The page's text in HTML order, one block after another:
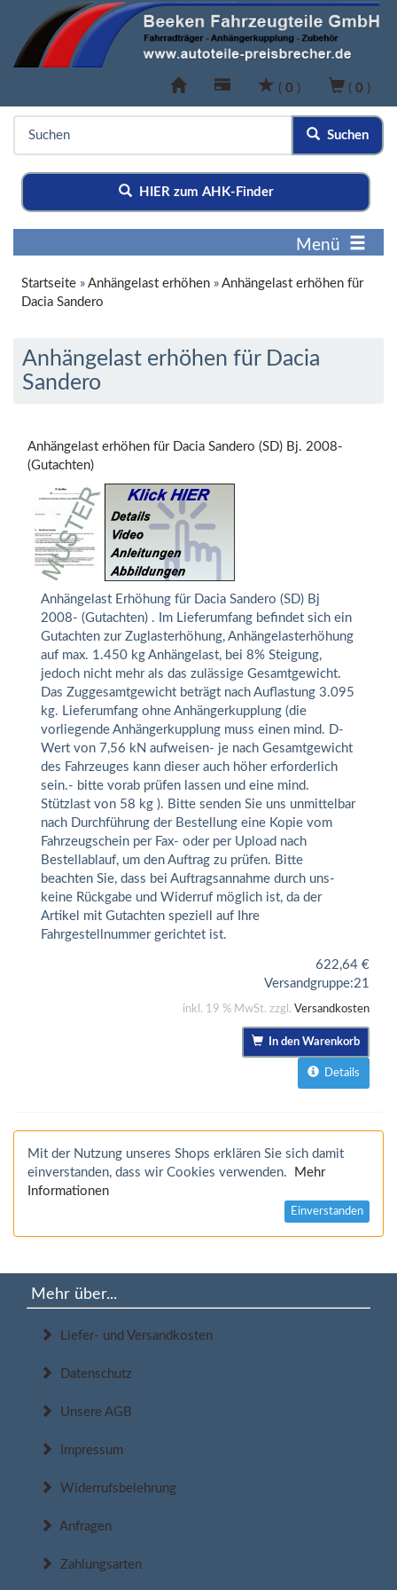
( 0 ) ( 0 )
Suchen
HIER zum AHK-Finder
Menü
Startseite » Anhängelast erhöhen » Anhängelast erhöhen für
Dacia Sandero
Anhängelast erhöhen für Dacia
Sandero
Anhängelast erhöhen für Dacia Sandero (SD) Bj. 2008-
(Gutachten)
Anhängelast Erhöhung für Dacia Sandero (SD) Bj
2008- (Gutachten) . Im Lieferumfang befindet sich ein
Gutachten zur Zuglasterhöhung, Anhängelasterhöhung
auf max. 1.450 kg Anhängelast, bei 8% Steigung,
jedoch nicht mehr als das zulässige Gesamtgewicht.
Das Zuggesamtgewicht beträgt nach Auflastung 3.095
kg. Lieferumfang ohne Anhängerkupplung (die
vorliegende Anhängerkupplung muss einen mind. D-
Wert von 7,56 kN aufweisen- je nach Gesamtgewicht
des Fahrzeuges kann dieser auch höher erforderlich
sein.- bitte vorab prüfen lassen und eine mind.
Stützlast von 58 kg ). Bitte senden Sie uns unmittelbar
nach Durchführung der Bestellung eine Kopie vom
Fahrzeugschein per Fax- oder per Upload nach
Bestellablauf, um den Auftrag zu prüfen. Bitte
beachten Sie, dass bei Auftragsannahme durch uns-
keine Rückgabe und Widerruf möglich ist, da der
Artikel mit Gutachten speziell auf Ihre
Fahrgestellnummer gerichtet ist.
622,64 €
Versandgruppe:21
inkl. 19 % MwSt. zzgl. Versandkosten
In den Warenkorb
Details
Mit der Nutzung unseres Shops erklären Sie sich damit
einverstanden, dass wir Cookies verwenden.
Mehr
Informationen
Einverstanden
Mehr über...
Liefer- und Versandkosten
Datenschutz
Unsere AGB
Impressum
Widerrufsbelehrung
Anfragen
Zahlungsarten